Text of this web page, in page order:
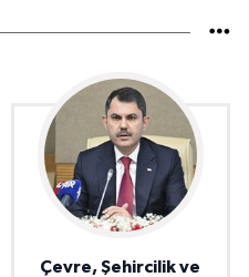
Çevre, Şehircilik ve